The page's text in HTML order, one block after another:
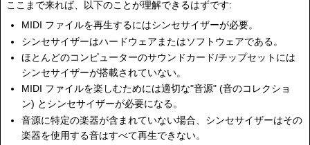
ここまで来れば、以下のことが理解できるはずです:
MIDI ファイルを再生するにはシンセサイザーが必要。
シンセサイザーはハードウェアまたはソフトウェアである。
ほとんどのコンピューターのサウンドカード/チップセットには
シンセサイザーが搭載されていない。
MIDI ファイルを楽しむためには適切な"音源" (音のコレクショ
ン) とシンセサイザーが必要になる。
音源に特定の楽器が含まれていない場合、シンセサイザーはその
楽器を使用する音はすべて再生できない。